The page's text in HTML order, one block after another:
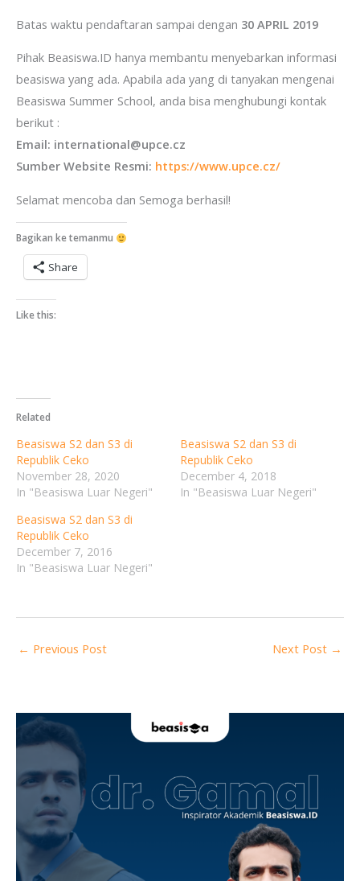
Batas waktu pendaftaran sampai dengan 30 APRIL 2019
Pihak Beasiswa.ID hanya membantu menyebarkan informasi
beasiswa yang ada. Apabila ada yang di tanyakan mengenai
Beasiswa Summer School, anda bisa menghubungi kontak
berikut :
Email: international@upce.cz
Sumber Website Resmi: https://www.upce.cz/
Selamat mencoba dan Semoga berhasil!
Bagikan ke temanmu
Share
Like this:
Related
Beasiswa S2 dan S3 di
Republik Ceko
November 28, 2020
In "Beasiswa Luar Negeri"
Beasiswa S2 dan S3 di
Republik Ceko
December 4, 2018
In "Beasiswa Luar Negeri"
Beasiswa S2 dan S3 di
Republik Ceko
December 7, 2016
In "Beasiswa Luar Negeri"
← Previous Post Next Post →